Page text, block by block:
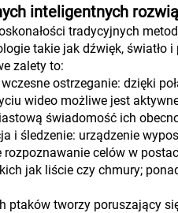
inteligentnych
tradycyjnych
takie jak dźwięk, światło
zalety to:
ostrzeganie: dzięki
wideo możliwe jest
świadomość ich
i śledzenie: urządzenie
celów w
jak liście czy chmury;
ptaków tworzy poruszający